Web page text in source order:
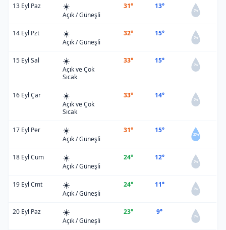
13 Eyl Paz ☀️
Açık / Güneşli
31° 13°
0%
14 Eyl Pzt ☀️
Açık / Güneşli
32° 15°
0%
15 Eyl Sal ☀️
Açık ve Çok
Sıcak
33° 15°
0%
16 Eyl Çar ☀️
Açık ve Çok
Sıcak
33° 14°
0%
17 Eyl Per ☀️
Açık / Güneşli
31° 15°
20%
18 Eyl Cum ☀️
Açık / Güneşli
24° 12°
0%
19 Eyl Cmt ☀️
Açık / Güneşli
24° 11°
0%
20 Eyl Paz ☀️
Açık / Güneşli
23° 9°
0%